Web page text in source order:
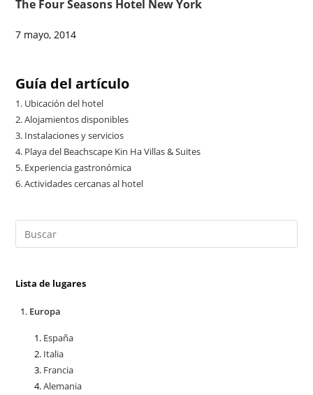
The Four Seasons Hotel New York
7 mayo, 2014
Guía del artículo
1. Ubicación del hotel
2.Alojamientos disponibles
3. Instalaciones y servicios
4. Playa del Beachscape Kin Ha Villas & Suites
5. Experiencia gastronómica
6.Actividades cercanas al hotel
Lista de lugares
Europa
España
Italia
Francia
Alemania